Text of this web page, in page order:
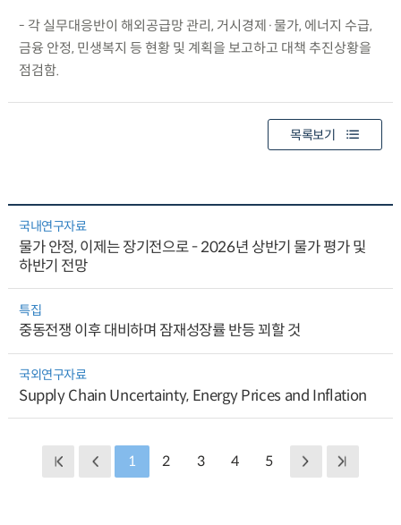
- 각 실무대응반이 해외공급망 관리, 거시경제·물가, 에너지 수급,
금융 안정, 민생복지 등 현황 및 계획을 보고하고 대책 추진상황을
점검함.
목록보기
국내연구자료
물가 안정, 이제는 장기전으로 - 2026년 상반기 물가 평가 및
하반기 전망
특집
중동전쟁 이후 대비하며 잠재성장률 반등 꾀할 것
국외연구자료
Supply Chain Uncertainty, Energy Prices and Inflation
1 2 3 4 5